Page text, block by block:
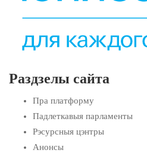
Раздзелы сайта
Пра платформу
Падлеткавыя парламенты
Рэсурсныя цэнтры
Анонсы